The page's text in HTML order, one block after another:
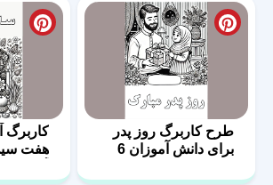
طرح کاربرگ روز پدر
برای دانش آموزان 6
کاربرگ
هفت